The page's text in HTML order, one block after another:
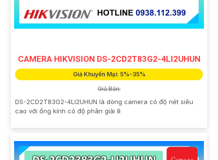
CAMERA HIKVISION DS-2CD2T83G2-4LI2UHUN
Giá Khuyến Mại: 5%-35%
Giá Bán:
DS-2CD2T83G2-4LI2UHUN là dòng camera có độ nét siêu
cao với ống kính có độ phân giải 8